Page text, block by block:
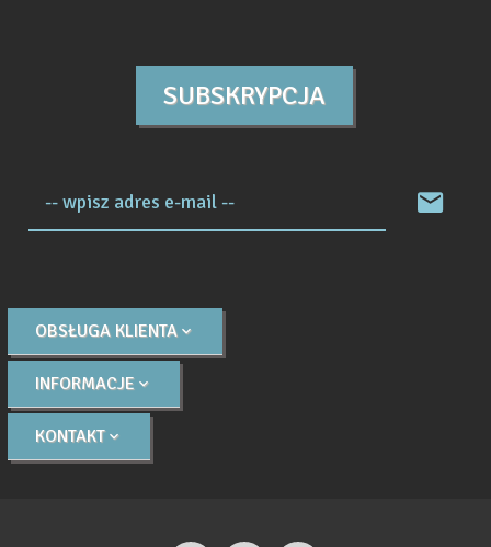
SUBSKRYPCJA
-- wpisz adres e-mail --
OBSŁUGA KLIENTA
INFORMACJE
KONTAKT